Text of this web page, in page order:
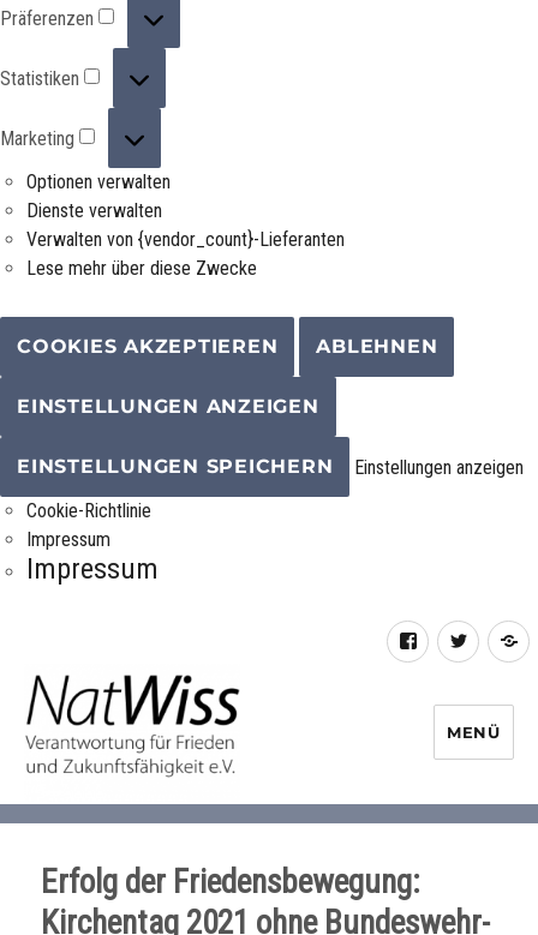
Präferenzen
Statistiken
Marketing
Optionen verwalten
Dienste verwalten
Verwalten von {vendor_count}-Lieferanten
Lese mehr über diese Zwecke
COOKIES AKZEPTIEREN ABLEHNEN
EINSTELLUNGEN ANZEIGEN
EINSTELLUNGEN SPEICHERN
Einstellungen anzeigen
Cookie-Richtlinie
Impressum
Impressum
FacebookTwitter
Initiative
MENÜ
Erfolg der Friedensbewegung:
Kirchentag 2021 ohne Bundeswehr-